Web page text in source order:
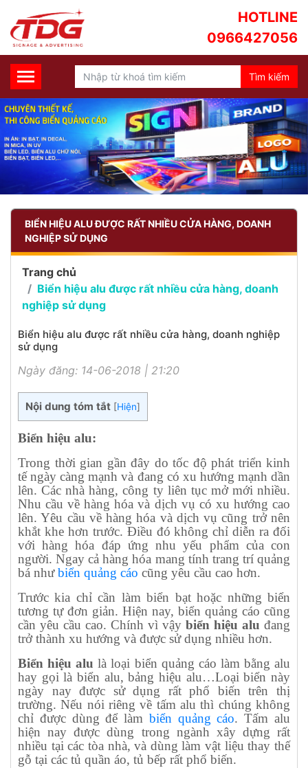
HOTLINE
0966427056
BIỂN HIỆU ALU ĐƯỢC RẤT NHIỀU CỬA HÀNG, DOANH
NGHIỆP SỬ DỤNG
Trang chủ
Biển hiệu alu được rất nhiều cửa hàng, doanh
nghiệp sử dụng
Biển hiệu alu được rất nhiều cửa hàng, doanh nghiệp
sử dụng
Ngày đăng: 14-06-2018 | 21:20
Nội dung tóm tắt [Hiện]
Biển hiệu alu:
Trong thời gian gần đây do tốc độ phát triển kinh
tế ngày càng mạnh và đang có xu hướng mạnh dần
lên. Các nhà hàng, công ty liên tục mở mới nhiều.
Nhu cầu về hàng hóa và dịch vụ có xu hướng cao
lên. Yêu cầu về hàng hóa và dịch vụ cũng trở nên
khắt khe hơn trước. Điều đó không chỉ diễn ra đối
với hàng hóa đáp ứng nhu yếu phẩm của con
người. Ngay cả hàng hóa mang tính trang trí quảng
bá nhưbiển quảng cáo cũng yêu cầu cao hơn.
Trước kia chỉ cần làm biển bạt hoặc những biển
tương tự đơn giản. Hiện nay, biển quảng cáo cũng
cần yêu cầu cao. Chính vì vậy biển hiệu alu đang
trở thành xu hướng và được sử dụng nhiều hơn.
Biển hiệu alu là loại biển quảng cáo làm bằng alu
hay gọi là biển alu, bảng hiệu alu…Loại biển này
ngày nay được sử dụng rất phổ biến trên thị
trường. Nếu nói riêng về tấm alu thì chúng không
chỉ được dùng để làm biển quảng cáo. Tấm alu
hiện nay được dùng trong ngành xây dựng rất
nhiều tại các tòa nhà, và dùng làm vật liệu thay thế
gỗ tại các tủ quần áo, tủ bếp rất phổ biến.